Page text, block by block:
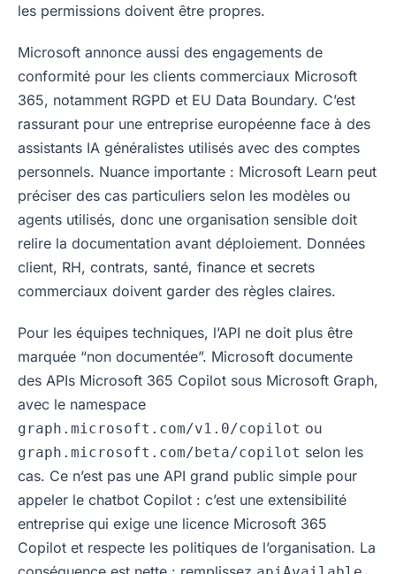
les permissions doivent être propres.
Microsoft annonce aussi des engagements de
conformité pour les clients commerciaux Microsoft
365, notamment RGPD et EU Data Boundary. C’est
rassurant pour une entreprise européenne face à des
assistants IA généralistes utilisés avec des comptes
personnels. Nuance importante : Microsoft Learn peut
préciser des cas particuliers selon les modèles ou
agents utilisés, donc une organisation sensible doit
relire la documentation avant déploiement. Données
client, RH, contrats, santé, finance et secrets
commerciaux doivent garder des règles claires.
Pour les équipes techniques, l’API ne doit plus être
marquée “non documentée”. Microsoft documente
des APIs Microsoft 365 Copilot sous Microsoft Graph,
avec le namespace
graph.microsoft.com/v1.0/copilot ou
graph.microsoft.com/beta/copilot selon les
cas. Ce n’est pas une API grand public simple pour
appeler le chatbot Copilot : c’est une extensibilité
entreprise qui exige une licence Microsoft 365
Copilot et respecte les politiques de l’organisation. La